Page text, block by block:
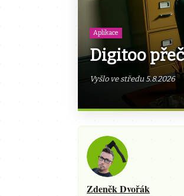
Aplikace
Digitoo
Vyšlo ve středu 5.8.2026
Zdeněk Dvořák